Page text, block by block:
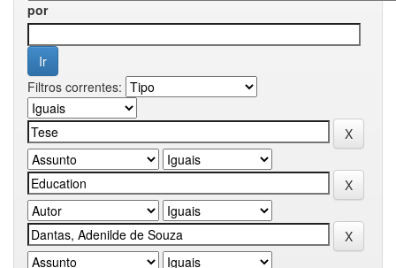
por
Filtros correntes: